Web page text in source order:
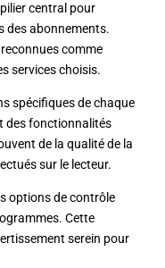
central pour
des abonnements.
comme
services choisis.
spécifiques de chaque
des fonctionnalités
de la qualité de la
sur le lecteur.
options de contrôle
Cette
serein pour